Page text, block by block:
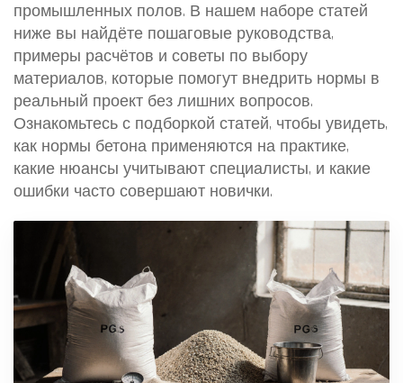
промышленных полов. В нашем наборе статей
ниже вы найдёте пошаговые руководства,
примеры расчётов и советы по выбору
материалов, которые помогут внедрить нормы в
реальный проект без лишних вопросов.
Ознакомьтесь с подборкой статей, чтобы увидеть,
как нормы бетона применяются на практике,
какие нюансы учитывают специалисты, и какие
ошибки часто совершают новички.